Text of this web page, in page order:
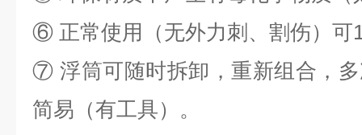
⑥ 正常使用（无外力刺、割伤）可
⑦ 浮筒可随时拆卸，重新组合，
简易（有工具）。